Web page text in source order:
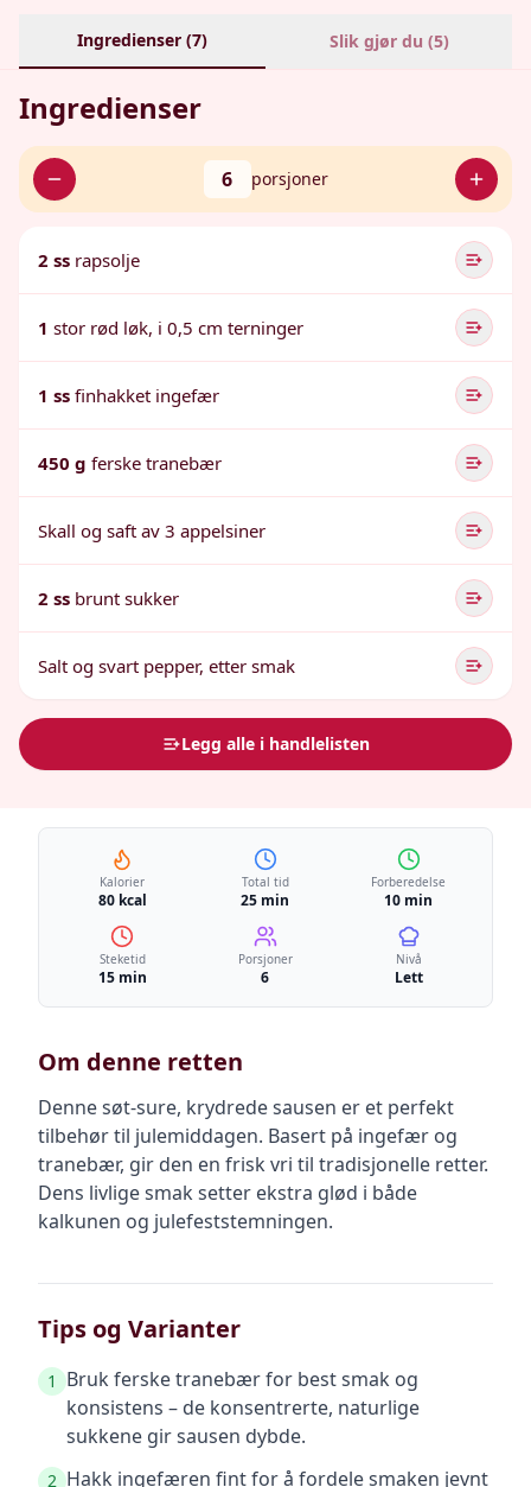
Ingredienser (7) Slik gjør du (5)
Ingredienser
6 porsjoner
2 ss rapsolje
1 stor rød løk, i 0,5 cm terninger
1 ss finhakket ingefær
450 g ferske tranebær
Skall og saft av 3 appelsiner
2 ss brunt sukker
Salt og svart pepper, etter smak
Legg alle i handlelisten
Kalorier
80 kcal
Total tid
25 min
Forberedelse
10 min
Steketid
15 min
Porsjoner
6
Nivå
Lett
Om denne retten
Denne søt-sure, krydrede sausen er et perfekt
tilbehør til julemiddagen. Basert på ingefær og
tranebær, gir den en frisk vri til tradisjonelle retter.
Dens livlige smak setter ekstra glød i både
kalkunen og julefeststemningen.
Tips og Varianter
1
Bruk ferske tranebær for best smak og
konsistens – de konsentrerte, naturlige
sukkene gir sausen dybde.
2 Hakk ingefæren fint for å fordele smaken jevnt